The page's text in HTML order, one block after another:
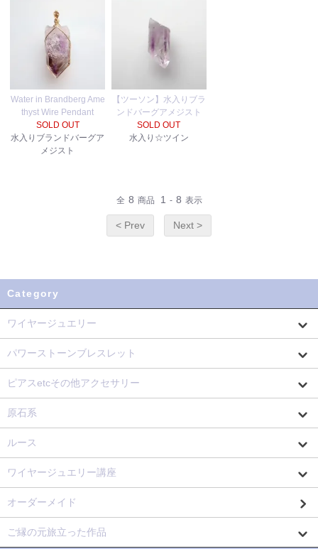
Water in Brandberg Ame
thyst Wire Pendant
SOLD OUT
水入りブランドバーグア
メジスト
【ツーソン】水入りブラ
ンドバーグアメジスト
SOLD OUT
水入り☆ツイン
全 8 商品 1 - 8 表示
< Prev Next >
Category
ワイヤージュエリー
パワーストーンブレスレット
ピアスetcその他アクセサリー
原石系
ルース
ワイヤージュエリー講座
オーダーメイド
ご縁の元旅立った作品